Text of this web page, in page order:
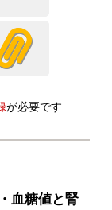
が必要です
血糖値と腎